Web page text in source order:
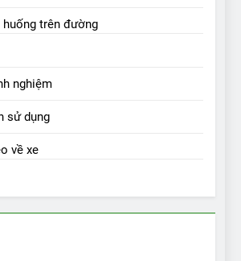
trên đường
nghiệm
sử dụng
về xe